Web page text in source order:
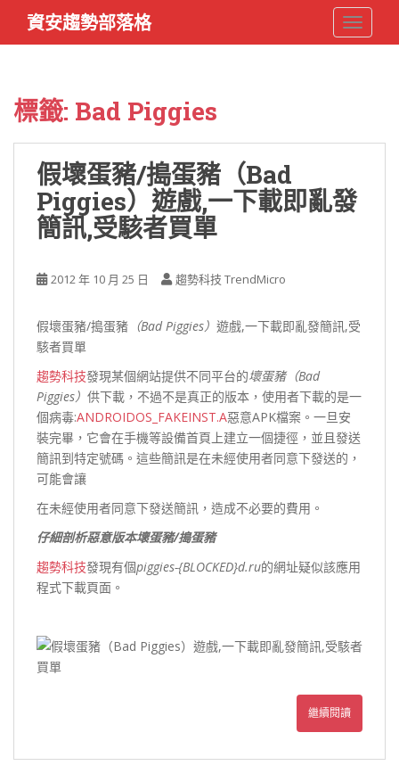
i
資安趨勢部落格
標籤: Bad Piggies
假壞蛋豬/搗蛋豬（Bad
Piggies）遊戲,一下載即亂發
簡訊,受駭者買單
2012 年 10 月 25 日 趨勢科技 TrendMicro
假壞蛋豬/搗蛋豬 （Bad Piggies） 遊戲,一下載即亂發簡訊,受
駭者買單
趨勢科技發現某個網站提供不同平台的壞蛋豬（Bad
Piggies） 供下載，不過不是真正的版本，使用者下載的是一
個病毒:ANDROIDOS_FAKEINST.A惡意APK檔案。一旦安
裝完畢，它會在手機等設備首頁上建立一個捷徑，並且發送
簡訊到特定號碼。這些簡訊是在未經使用者同意下發送的，
可能會讓
在未經使用者同意下發送簡訊，造成不必要的費用。
仔細剖析惡意版本壞蛋豬/搗蛋豬
趨勢科技發現有個piggies-{BLOCKED}d.ru的網址疑似該應用
程式下載頁面。
繼續閱讀